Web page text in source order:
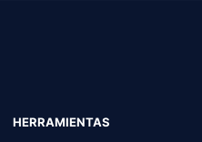
HERRAMIENTAS